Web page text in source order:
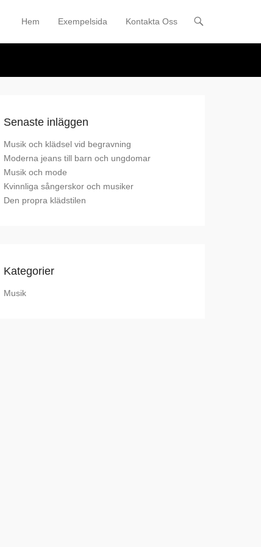
Primary Menu
Skip to content
Hem Exempelsida Kontakta Oss
Senaste inläggen
Musik och klädsel vid begravning
Moderna jeans till barn och ungdomar
Musik och mode
Kvinnliga sångerskor och musiker
Den propra klädstilen
Kategorier
Musik